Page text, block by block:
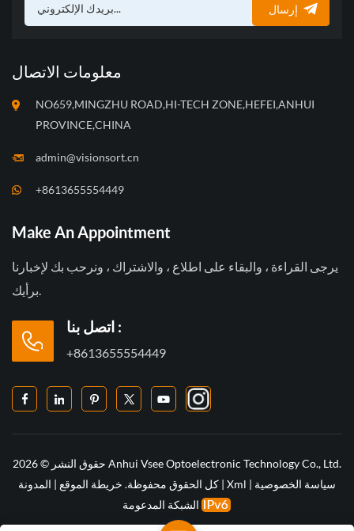
إرسال
معلومات الاتصال
NO659,MINGZHU ROAD,HI-TECH ZONE,HEFEI,ANHUI
PROVINCE,CHINA
admin@visionsort.cn
+8613655554449
Make An Appointment
يرجى القراءة ، والبقاء على اطلاع ، والاشتراك ، ونرحب بك لإخبارنا
برأيك.
اتصل بنا :
+8613655554449
حقوق النشر © 2026 Anhui Vsee Optoelectronic Technology Co., Ltd.
كل الحقوق محفوظة. خريطة الموقع | المدونة | Xml | سياسة الخصوصية
الشبكة المدعومة